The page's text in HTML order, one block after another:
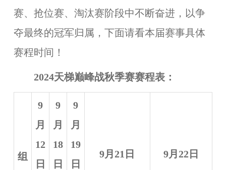
赛、抢位赛、淘汰赛阶段中不断奋进，以争
夺最终的冠军归属，下面请看本届赛事具体
赛程时间！
2024天梯巅峰战秋季赛赛程表：
组
9
月
12
日
9
月
18
日
9
月
19
日
9月21日 9月22日